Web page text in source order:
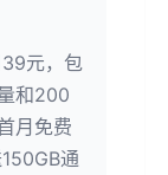
元，包
和200
月免费
通